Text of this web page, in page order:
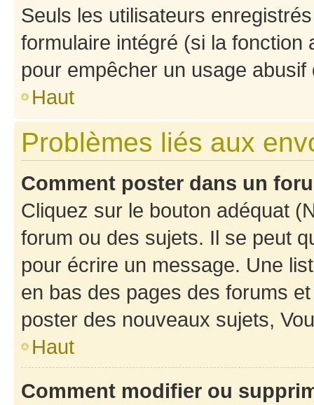
Seuls les utilisateurs
formulaire intégré (si la fonction
pour empêcher un usage
Haut
Problèmes liés aux
Comment poster dans un
Cliquez sur le bouton adéquat
forum ou des sujets. Il se peut
pour écrire un message. Une
en bas des pages des forums
poster des nouveaux sujets,
Haut
Comment modifier ou